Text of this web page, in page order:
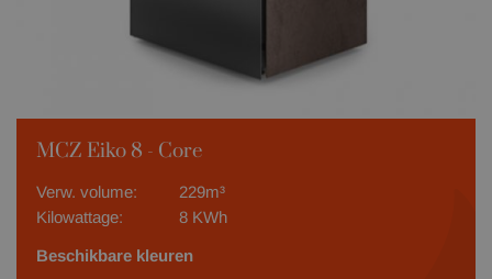
MCZ Eiko 8 - Core
Verw. volume:
229m³
Kilowattage:
8 KWh
Beschikbare kleuren